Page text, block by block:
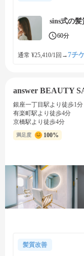
sins式の髪
60分
通常 ¥25,410/1回 →7チ
answer BEAUTY
銀座一丁目駅より徒歩1分
有楽町駅より徒歩4分
京橋駅より徒歩4分
満足度 100%
髪質改善